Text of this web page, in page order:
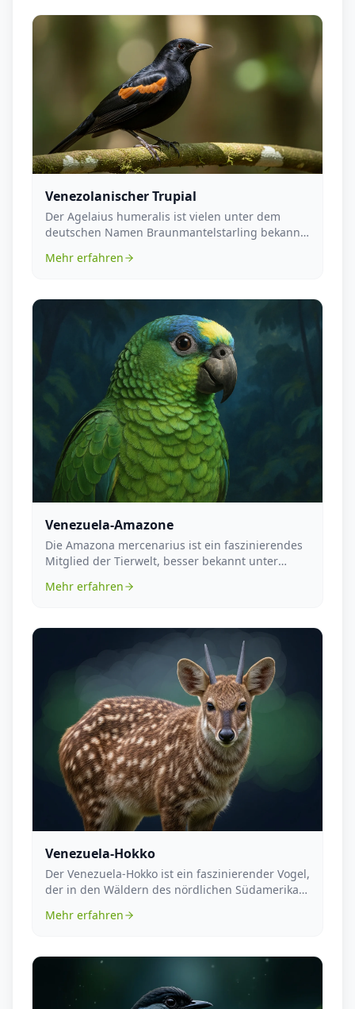
Venezolanischer Trupial
Der Agelaius humeralis ist vielen unter dem
deutschen Namen Braunmantelstarling bekannt.
Mehr erfahren
Venezuela-Amazone
Die Amazona mercenarius ist ein faszinierendes
Mitglied der Tierwelt, besser bekannt unter
Mehr erfahren
Venezuela-Hokko
Der Venezuela-Hokko ist ein faszinierender Vogel,
der in den Wäldern des nördlichen Südamerikas
Mehr erfahren